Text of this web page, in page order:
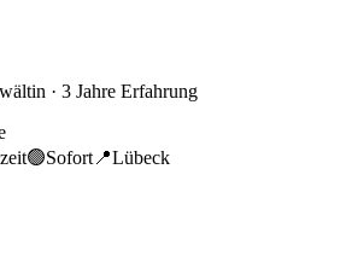
· 3 Jahre Erfahrung
🟢Sofort 📍Lübeck